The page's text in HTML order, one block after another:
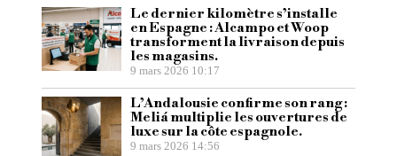
Le dernier kilomètre s’installe
en Espagne : Alcampo et Woop
transforment la livraison depuis
les magasins.
9 mars 2026 10:17
L’Andalousie confirme son rang :
Meliá multiplie les ouvertures de
luxe sur la côte espagnole.
9 mars 2026 14:56